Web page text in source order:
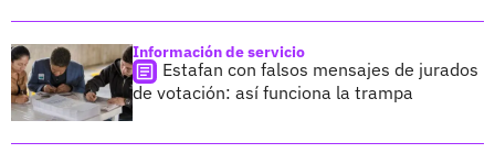
Información de servicio
Estafan con falsos mensajes de jurados
de votación: así funciona la trampa